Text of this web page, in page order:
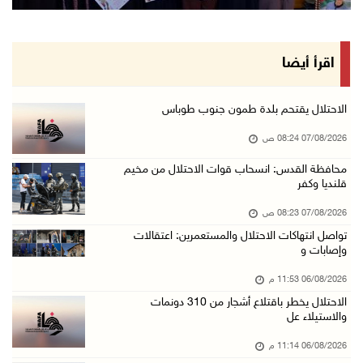
رئيس بلدية الخليل يطلع وفدا أميركيا على تطورا ...
إصابة مسن بجروح ورضوض إثر اعتداء جيش الاحتلال ...
06/آب/2026 09:13 م
06/آب/2026 09:08 م
الرئيس يستقبل مجلس بلدية رام الله ويشدد على د ...
06/آب/2026 08:36 م
الاحتلال يوسع حملات الدهم والاعتقال في قلنديا ...
اقرأ أيضا
الاحتلال يقتحم بلدة طمون جنوب طوباس
07/08/2026 08:24 ص
محافظة القدس: انسحاب قوات الاحتلال من مخيم
قلنديا وكفر
07/08/2026 08:23 ص
تواصل انتهاكات الاحتلال والمستعمرين: اعتقالات
وإصابات و
06/08/2026 11:53 م
الاحتلال يخطر باقتلاع أشجار من 310 دونمات
والاستيلاء عل
06/08/2026 11:14 م